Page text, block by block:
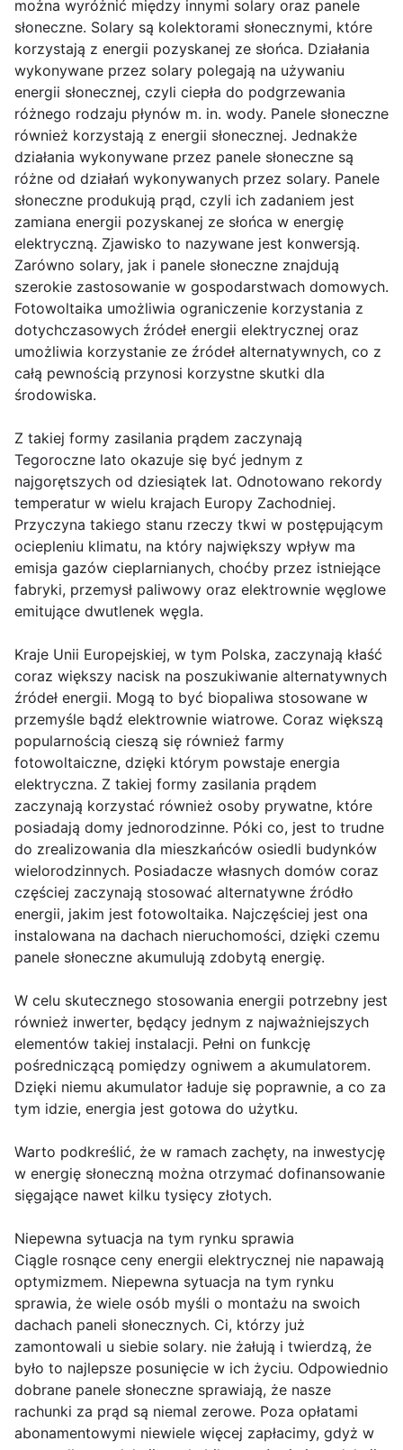
można wyróżnić między innymi solary oraz panele
słoneczne. Solary są kolektorami słonecznymi, które
korzystają z energii pozyskanej ze słońca. Działania
wykonywane przez solary polegają na używaniu
energii słonecznej, czyli ciepła do podgrzewania
różnego rodzaju płynów m. in. wody. Panele słoneczne
również korzystają z energii słonecznej. Jednakże
działania wykonywane przez panele słoneczne są
różne od działań wykonywanych przez solary. Panele
słoneczne produkują prąd, czyli ich zadaniem jest
zamiana energii pozyskanej ze słońca w energię
elektryczną. Zjawisko to nazywane jest konwersją.
Zarówno solary, jak i panele słoneczne znajdują
szerokie zastosowanie w gospodarstwach domowych.
Fotowoltaika umożliwia ograniczenie korzystania z
dotychczasowych źródeł energii elektrycznej oraz
umożliwia korzystanie ze źródeł alternatywnych, co z
całą pewnością przynosi korzystne skutki dla
środowiska.
Z takiej formy zasilania prądem zaczynają
Tegoroczne lato okazuje się być jednym z
najgorętszych od dziesiątek lat. Odnotowano rekordy
temperatur w wielu krajach Europy Zachodniej.
Przyczyna takiego stanu rzeczy tkwi w postępującym
ociepleniu klimatu, na który największy wpływ ma
emisja gazów cieplarnianych, choćby przez istniejące
fabryki, przemysł paliwowy oraz elektrownie węglowe
emitujące dwutlenek węgla.
Kraje Unii Europejskiej, w tym Polska, zaczynają kłaść
coraz większy nacisk na poszukiwanie alternatywnych
źródeł energii. Mogą to być biopaliwa stosowane w
przemyśle bądź elektrownie wiatrowe. Coraz większą
popularnością cieszą się również farmy
fotowoltaiczne, dzięki którym powstaje energia
elektryczna. Z takiej formy zasilania prądem
zaczynają korzystać również osoby prywatne, które
posiadają domy jednorodzinne. Póki co, jest to trudne
do zrealizowania dla mieszkańców osiedli budynków
wielorodzinnych. Posiadacze własnych domów coraz
częściej zaczynają stosować alternatywne źródło
energii, jakim jest fotowoltaika. Najczęściej jest ona
instalowana na dachach nieruchomości, dzięki czemu
panele słoneczne akumulują zdobytą energię.
W celu skutecznego stosowania energii potrzebny jest
również inwerter, będący jednym z najważniejszych
elementów takiej instalacji. Pełni on funkcję
pośredniczącą pomiędzy ogniwem a akumulatorem.
Dzięki niemu akumulator ładuje się poprawnie, a co za
tym idzie, energia jest gotowa do użytku.
Warto podkreślić, że w ramach zachęty, na inwestycję
w energię słoneczną można otrzymać dofinansowanie
sięgające nawet kilku tysięcy złotych.
Niepewna sytuacja na tym rynku sprawia
Ciągle rosnące ceny energii elektrycznej nie napawają
optymizmem. Niepewna sytuacja na tym rynku
sprawia, że wiele osób myśli o montażu na swoich
dachach paneli słonecznych. Ci, którzy już
zamontowali u siebie solary. nie żałują i twierdzą, że
było to najlepsze posunięcie w ich życiu. Odpowiednio
dobrane panele słoneczne sprawiają, że nasze
rachunki za prąd są niemal zerowe. Poza opłatami
abonamentowymi niewiele więcej zapłacimy, gdyż w